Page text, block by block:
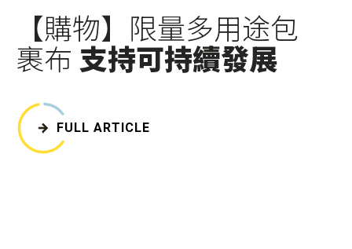
​【購物】限量多用途包
裹布 支持可持續發展
FULL ARTICLE